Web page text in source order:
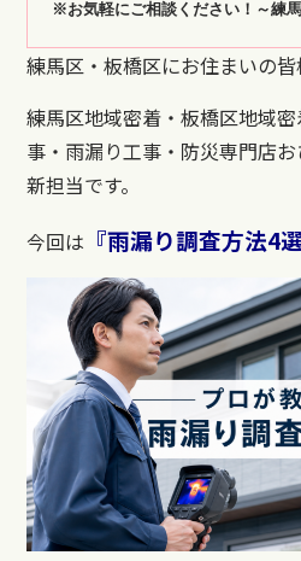
※お気軽にご相談ください！～練
練馬区・板橋区にお住まいの皆
練馬区地域密着・板橋区地域
事・雨漏り工事・防災専門店
新担当です。
今回は 『雨漏り調査方法4